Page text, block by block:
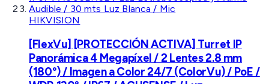
HIKVISION
[FlexVu] [PROTECCIÓN ACTIVA] Turret IP
Panorámica 4 Megapíxel / 2 Lentes 2.8 mm
(180°) / Imagen a Color 24/7 (ColorVu) / PoE /